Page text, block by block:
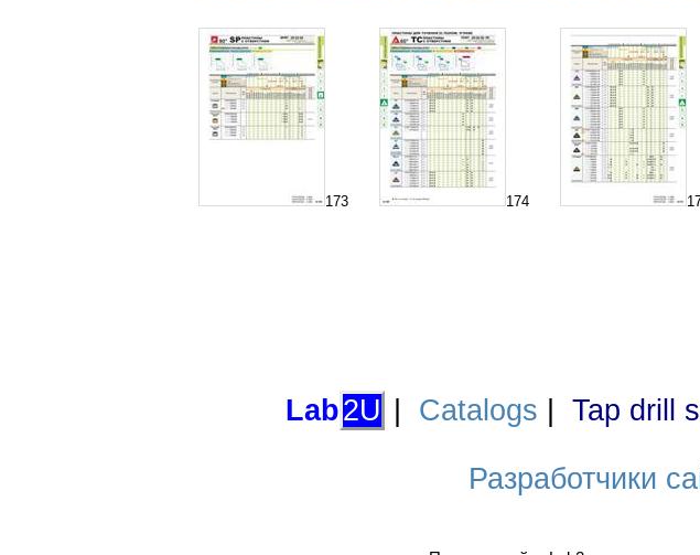
173 174
Lab2U Catalogs Tap drill
Разработчики